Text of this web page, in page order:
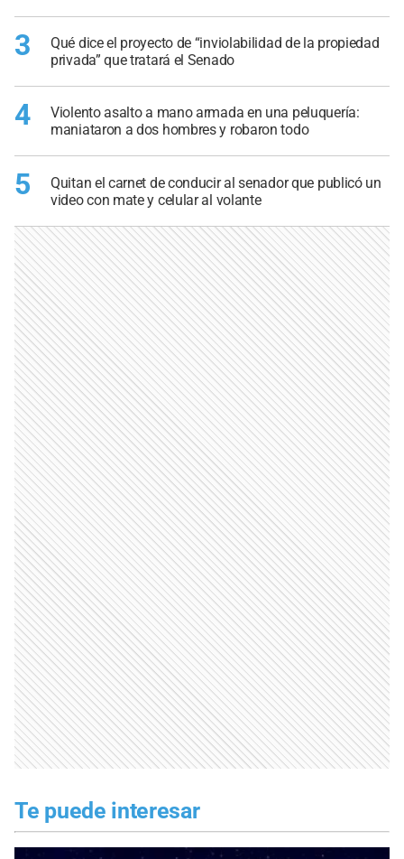
3
Qué dice el proyecto de “inviolabilidad de la propiedad
privada” que tratará el Senado
4
Violento asalto a mano armada en una peluquería:
maniataron a dos hombres y robaron todo
5
Quitan el carnet de conducir al senador que publicó un
video con mate y celular al volante
Te puede interesar